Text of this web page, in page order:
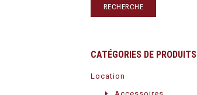
RECHERCHE
CATÉGORIES DE PRODUITS
Location